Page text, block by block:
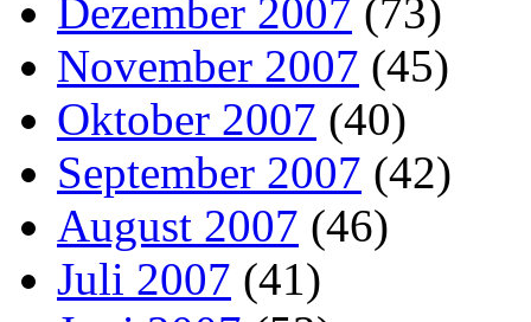
Dezember 2007 (73)
November 2007 (45)
Oktober 2007 (40)
September 2007 (42)
August 2007 (46)
Juli 2007 (41)